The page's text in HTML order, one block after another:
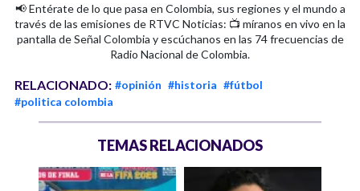
📢 Entérate de lo que pasa en Colombia, sus regiones y el mundo a
través de las emisiones de RTVC Noticias: 📺 míranos en vivo en la
pantalla de Señal Colombia y escúchanos en las 74 frecuencias de
Radio Nacional de Colombia.
RELACIONADO: #opinión #historia #fútbol
#politica colombia
TEMAS RELACIONADOS